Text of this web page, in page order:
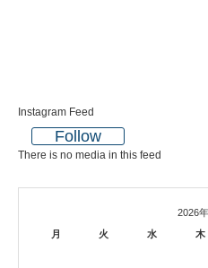
Instagram Feed
Follow
There is no media in this feed
2026
月
火 水 木